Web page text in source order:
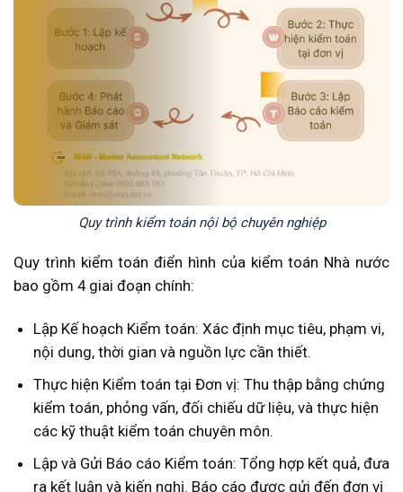
Quy trình kiểm toán nội bộ chuyên nghiệp
Quy trình kiểm toán điển hình của kiểm toán Nhà nước
bao gồm 4 giai đoạn chính:
Lập Kế hoạch Kiểm toán: Xác định mục tiêu, phạm vi,
nội dung, thời gian và nguồn lực cần thiết.
Thực hiện Kiểm toán tại Đơn vị: Thu thập bằng chứng
kiểm toán, phỏng vấn, đối chiếu dữ liệu, và thực hiện
các kỹ thuật kiểm toán chuyên môn.
Lập và Gửi Báo cáo Kiểm toán: Tổng hợp kết quả, đưa
ra kết luận và kiến nghị. Báo cáo được gửi đến đơn vị